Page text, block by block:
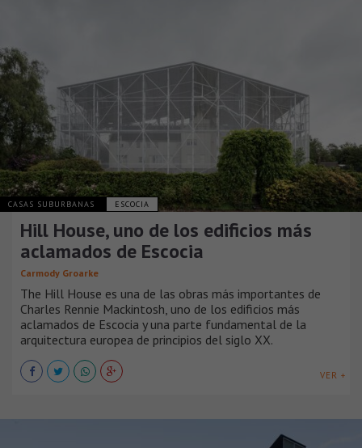
CASAS SUBURBANAS ESCOCIA
Hill House, uno de los edificios más
aclamados de Escocia
Carmody Groarke
The Hill House es una de las obras más importantes de
Charles Rennie Mackintosh, uno de los edificios más
aclamados de Escocia y una parte fundamental de la
arquitectura europea de principios del siglo XX.
VER +